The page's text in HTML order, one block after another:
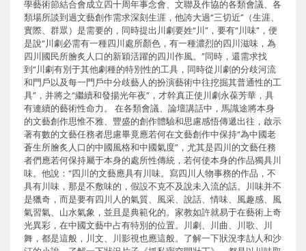
學藝術節結合會成立四十周年事念會、文聯及作協的各類會議、各
類場所談到過文藝創作需求深刻生涯，他誇大過“三切近”（生涯、
實際、群眾）是需要的，同時提出川劇要姓“川”，要有“川味”，便
是說“川劇必需有一種四川處所顏色，有一種濃烈的四川滋味，為
四川國民所膾炙人口的新穎活躍的四川作風。”同時，還需求找
到“川劇有別于其他劇種的特別性的工具，同時從川劇的分歧河流
和門戶以及每一門戶中分歧藝人的扮演藝術中往挖掘其普通性的工
具”，并將之“繼續和發揚光年夜”，才幹真正使川劇永葆芳華，具
有連續的藝術性命力。 在各類會議、論壇講話中，馬識途將本身
的文藝創作思惟不雅、豐盛的創作體驗和思慮感悟傳遞出往，啟示
著有數的文藝任務者思慮畢竟應若何在文藝創作中保持“為中國老
蒼生所膾炙人口的中國風格和中國氣度”，尤其是四川的文藝任務
者們應若何保持屬于本身的處所性傳統，若何使本身的作品獨具川
味。他說：“四川的文藝應具有川味。寫四川人物事務的作品，不
具有川味，那是不敷味的，假設不克不及說未入流的話。川味并不
是獵奇，而是要有四川人的氣質、風采、說話、情味、風趣感、風
氣習氣、山水氣象，並且是典範化的。家教如許就易于在藝術上奇
光異彩，在中國文藝中占有特別的位置。川劇、川曲、川歌、川
舞，都是這般，川文、川影視也應這般。了解一下狀況李劼人和沙